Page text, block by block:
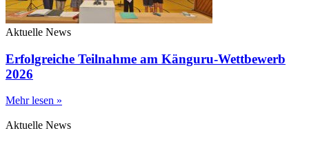
Aktuelle News
Erfolgreiche Teilnahme am Känguru-Wettbewerb
2026
Mehr lesen »
Aktuelle News